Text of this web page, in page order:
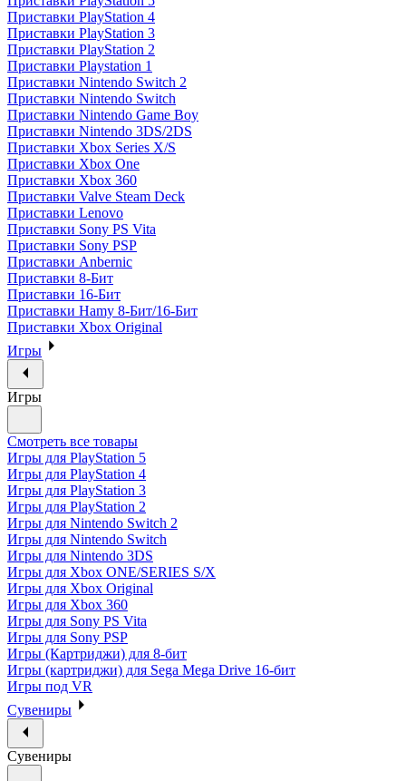
Приставки PlayStation 4
Приставки PlayStation 3
Приставки PlayStation 2
Приставки Playstation 1
Приставки Nintendo Switch 2
Приставки Nintendo Switch
Приставки Nintendo Game Boy
Приставки Nintendo 3DS/2DS
Приставки Xbox Series X/S
Приставки Xbox One
Приставки Xbox 360
Приставки Valve Steam Deck
Приставки Lenovo
Приставки Sony PS Vita
Приставки Sony PSP
Приставки Anbernic
Приставки 8-Бит
Приставки 16-Бит
Приставки Hamy 8-Бит/16-Бит
Приставки Xbox Original
Игры
Игры
Смотреть все товары
Игры для PlayStation 5
Игры для PlayStation 4
Игры для PlayStation 3
Игры для PlayStation 2
Игры для Nintendo Switch 2
Игры для Nintendo Switch
Игры для Nintendo 3DS
Игры для Xbox ONE/SERIES S/X
Игры для Xbox Original
Игры для Xbox 360
Игры для Sony PS Vita
Игры для Sony PSP
Игры (Картриджи) для 8-бит
Игры (картриджи) для Sega Mega Drive 16-бит
Игры под VR
Сувениры
Сувениры